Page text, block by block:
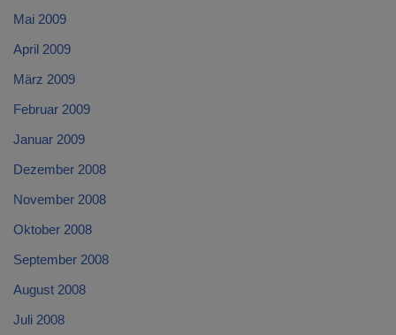
Mai 2009
April 2009
März 2009
Februar 2009
Januar 2009
Dezember 2008
November 2008
Oktober 2008
September 2008
August 2008
Juli 2008